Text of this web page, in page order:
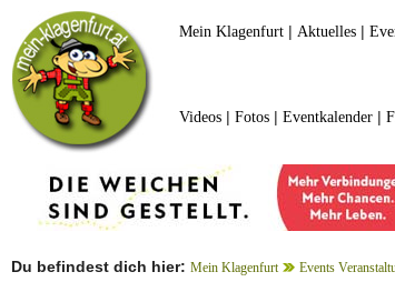
Mein Klagenfurt| Aktuelles|
Videos| Fotos| Eventkalender|
Du befindest dich hier: Mein Klagenfurt Events